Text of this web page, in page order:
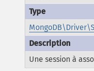
Une session à